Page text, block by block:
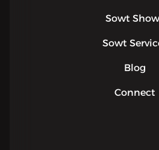
Sowt
Sowt
Blog
Connect